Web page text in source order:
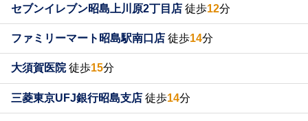
セブンイレブン昭島上川原2丁目店 徒歩12分
ファミリーマート昭島駅南口店 徒歩14分
大須賀医院徒歩15分
三菱東京UFJ銀行昭島支店 徒歩14分